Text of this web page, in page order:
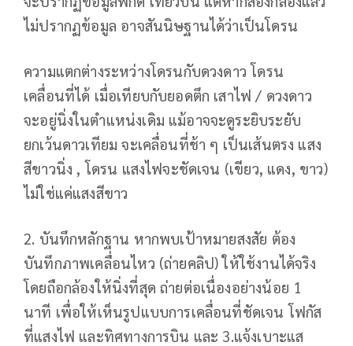
ไม่ปรากฏข้อมูล อาจสันนิษฐานได้ว่าเป็นโดรน
ความแตกต่างระหว่างโดรนกับดวงดาว โดรน
เคลื่อนที่ได้ เมื่อเทียบกับยอดตึก เสาไฟ / ดวงดาว
จะอยู่นิ่งในตำแหน่งเดิม แม้อาจจะดูระยิบระยับ
ยกเว้นดาวเทียม จะเคลื่อนที่ช้า ๆ เป็นเส้นตรง แสง
สีขาวนิ่ง , โดรน แสงไฟจะชัดเจน (เขียว, แดง, ขาว)
ไม่ใช่แค่แสงสีขาว
2. บันทึกหลักฐาน หากพบเป้าหมายสงสัย ต้อง
บันทึกภาพเคลื่อนไหว (ถ่ายคลิป) ให้ใช้งานได้จริง
โดยถือกล้องให้นิ่งที่สุด ถ่ายต่อเนื่องอย่างน้อย 1
นาที เพื่อให้เห็นรูปแบบการเคลื่อนที่ชัดเจน โฟกัส
ที่แสงไฟ และทิศทางการบิน และ 3.แจ้งเบาะแส